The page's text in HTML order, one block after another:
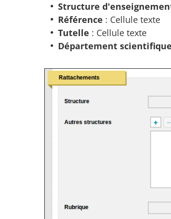
Structure
Référence : Cellule texte
Tutelle : Cellule texte
Département scientifique